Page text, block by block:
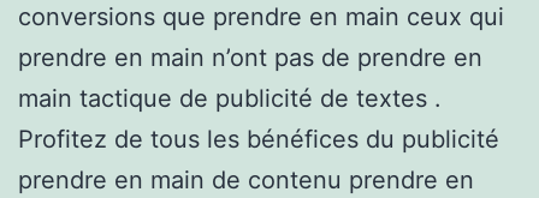
conversions que prendre en main ceux qui
prendre en main n’ont pas de prendre en
main tactique de publicité de textes .
Profitez de tous les bénéfices du publicité
prendre en main de contenu prendre en